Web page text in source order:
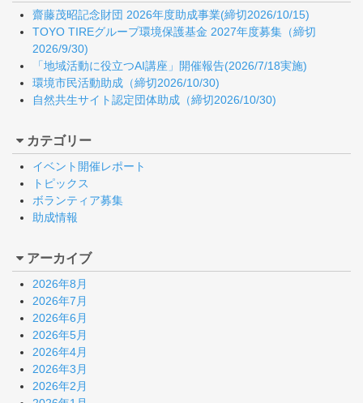
齋藤茂昭記念財団 2026年度助成事業(締切2026/10/15)
TOYO TIREグループ環境保護基金 2027年度募集（締切
2026/9/30)
「地域活動に役立つAI講座」開催報告(2026/7/18実施)
環境市民活動助成（締切2026/10/30)
自然共生サイト認定団体助成（締切2026/10/30)
カテゴリー
イベント開催レポート
トピックス
ボランティア募集
助成情報
アーカイブ
2026年8月
2026年7月
2026年6月
2026年5月
2026年4月
2026年3月
2026年2月